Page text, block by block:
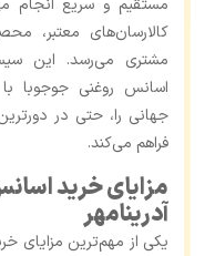
مستقیم و سریع انجام
کالارسان‌های معتبر،
مشتری می‌رسد. این
اسانس روغنی جوجوبا با
جهانی را، حتی در
فراهم می‌کند.
مزایای خرید
آدرینامهر
یکی از مهم‌ترین مزایای